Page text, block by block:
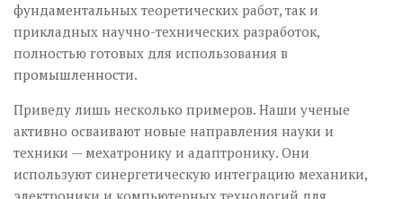
фундаментальных теоретических работ, так и
прикладных научно-технических разработок,
полностью готовых для использования в
промышленности.
Приведу лишь несколько примеров. Наши ученые
активно осваивают новые направления науки и
техники — мехатронику и адаптронику. Они
используют синергетическую интеграцию механики,
электроники и компьютерных технологий для